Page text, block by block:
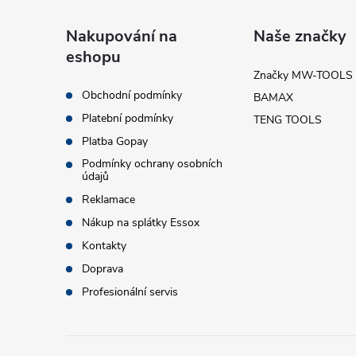
Nakupování na
eshopu
Obchodní podmínky
Platební podmínky
Platba Gopay
Podmínky ochrany osobních
údajů
Reklamace
Nákup na splátky Essox
Kontakty
Doprava
Profesionální servis
Naše značky
Značky MW-TOOLS
BAMAX
TENG TOOLS